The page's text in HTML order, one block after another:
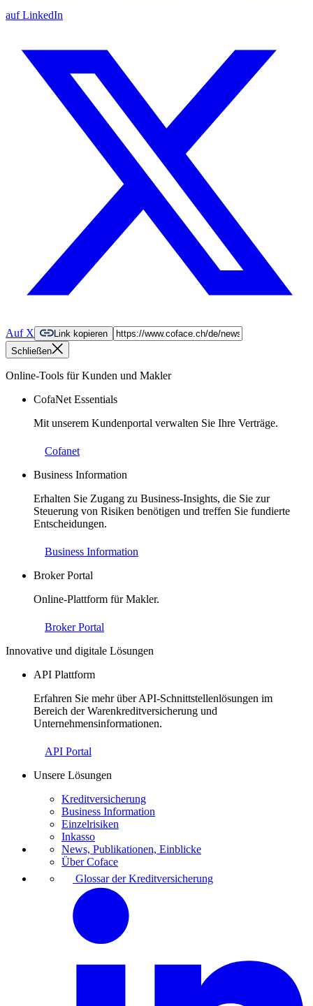
auf LinkedIn
Auf X
Link kopieren
Schließen
Online-Tools für Kunden und Makler
CofaNet Essentials
Mit unserem Kundenportal verwalten Sie Ihre Verträge.
Cofanet
Business Information
Erhalten Sie Zugang zu Business-Insights, die Sie zur
Steuerung von Risiken benötigen und treffen Sie fundierte
Entscheidungen.
Business Information
Broker Portal
Online-Plattform für Makler.
Broker Portal
Innovative und digitale Lösungen
API Plattform
Erfahren Sie mehr über API-Schnittstellenlösungen im
Bereich der Warenkreditversicherung und
Unternehmensinformationen.
API Portal
Unsere Lösungen
Kreditversicherung
Business Information
Einzelrisiken
Inkasso
News, Publikationen, Einblicke
Über Coface
Glossar der Kreditversicherung